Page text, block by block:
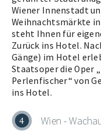
Wiener Innenstadt
Weihnachtsmärkte
steht Ihnen für
Zurück ins Hotel.
Gänge) im Hotel
Staatsoper die Oper
Perlenfischer“ von
ins Hotel.
4 Wien -